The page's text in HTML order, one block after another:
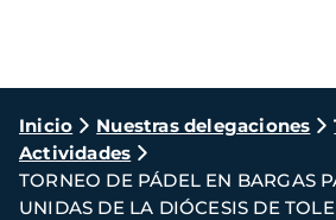
Ruta
de
navegación
Inicio Nuestras delegaciones
Actividades
TORNEO DE PÁDEL EN BARGAS
UNIDAS DE LA DIÓCESIS DE